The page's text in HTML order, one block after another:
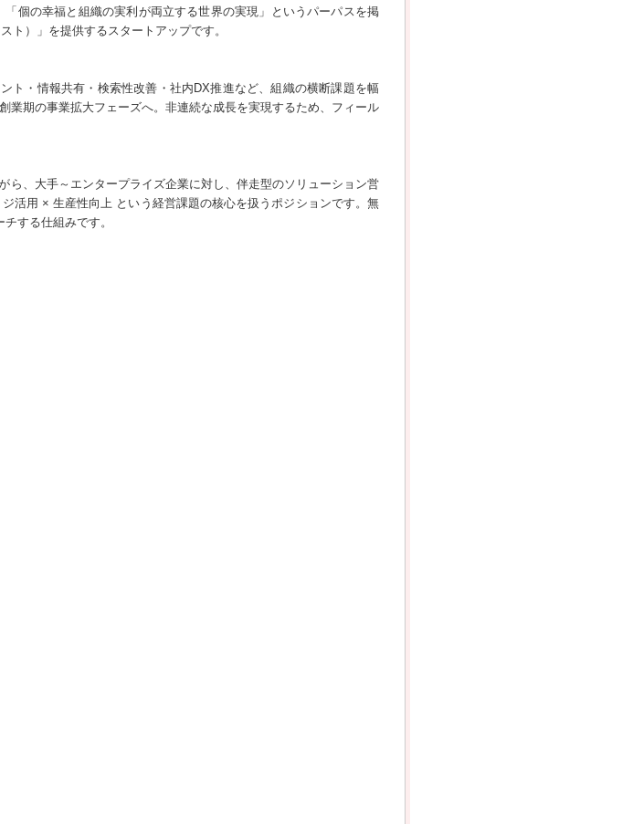
個の幸福と組織の実利が両立する世界の実現」というパーパスを掲
ト）」を提供するスタートアップです。
ト・情報共有・検索性改善・社内DX推進など、組織の横断課題を幅
業期の事業拡大フェーズへ。非連続な成長を実現するため、フィール
、大手～エンタープライズ企業に対し、伴走型のソリューション営
活用 × 生産性向上 という経営課題の核心を扱うポジションです。無
する仕組みです。